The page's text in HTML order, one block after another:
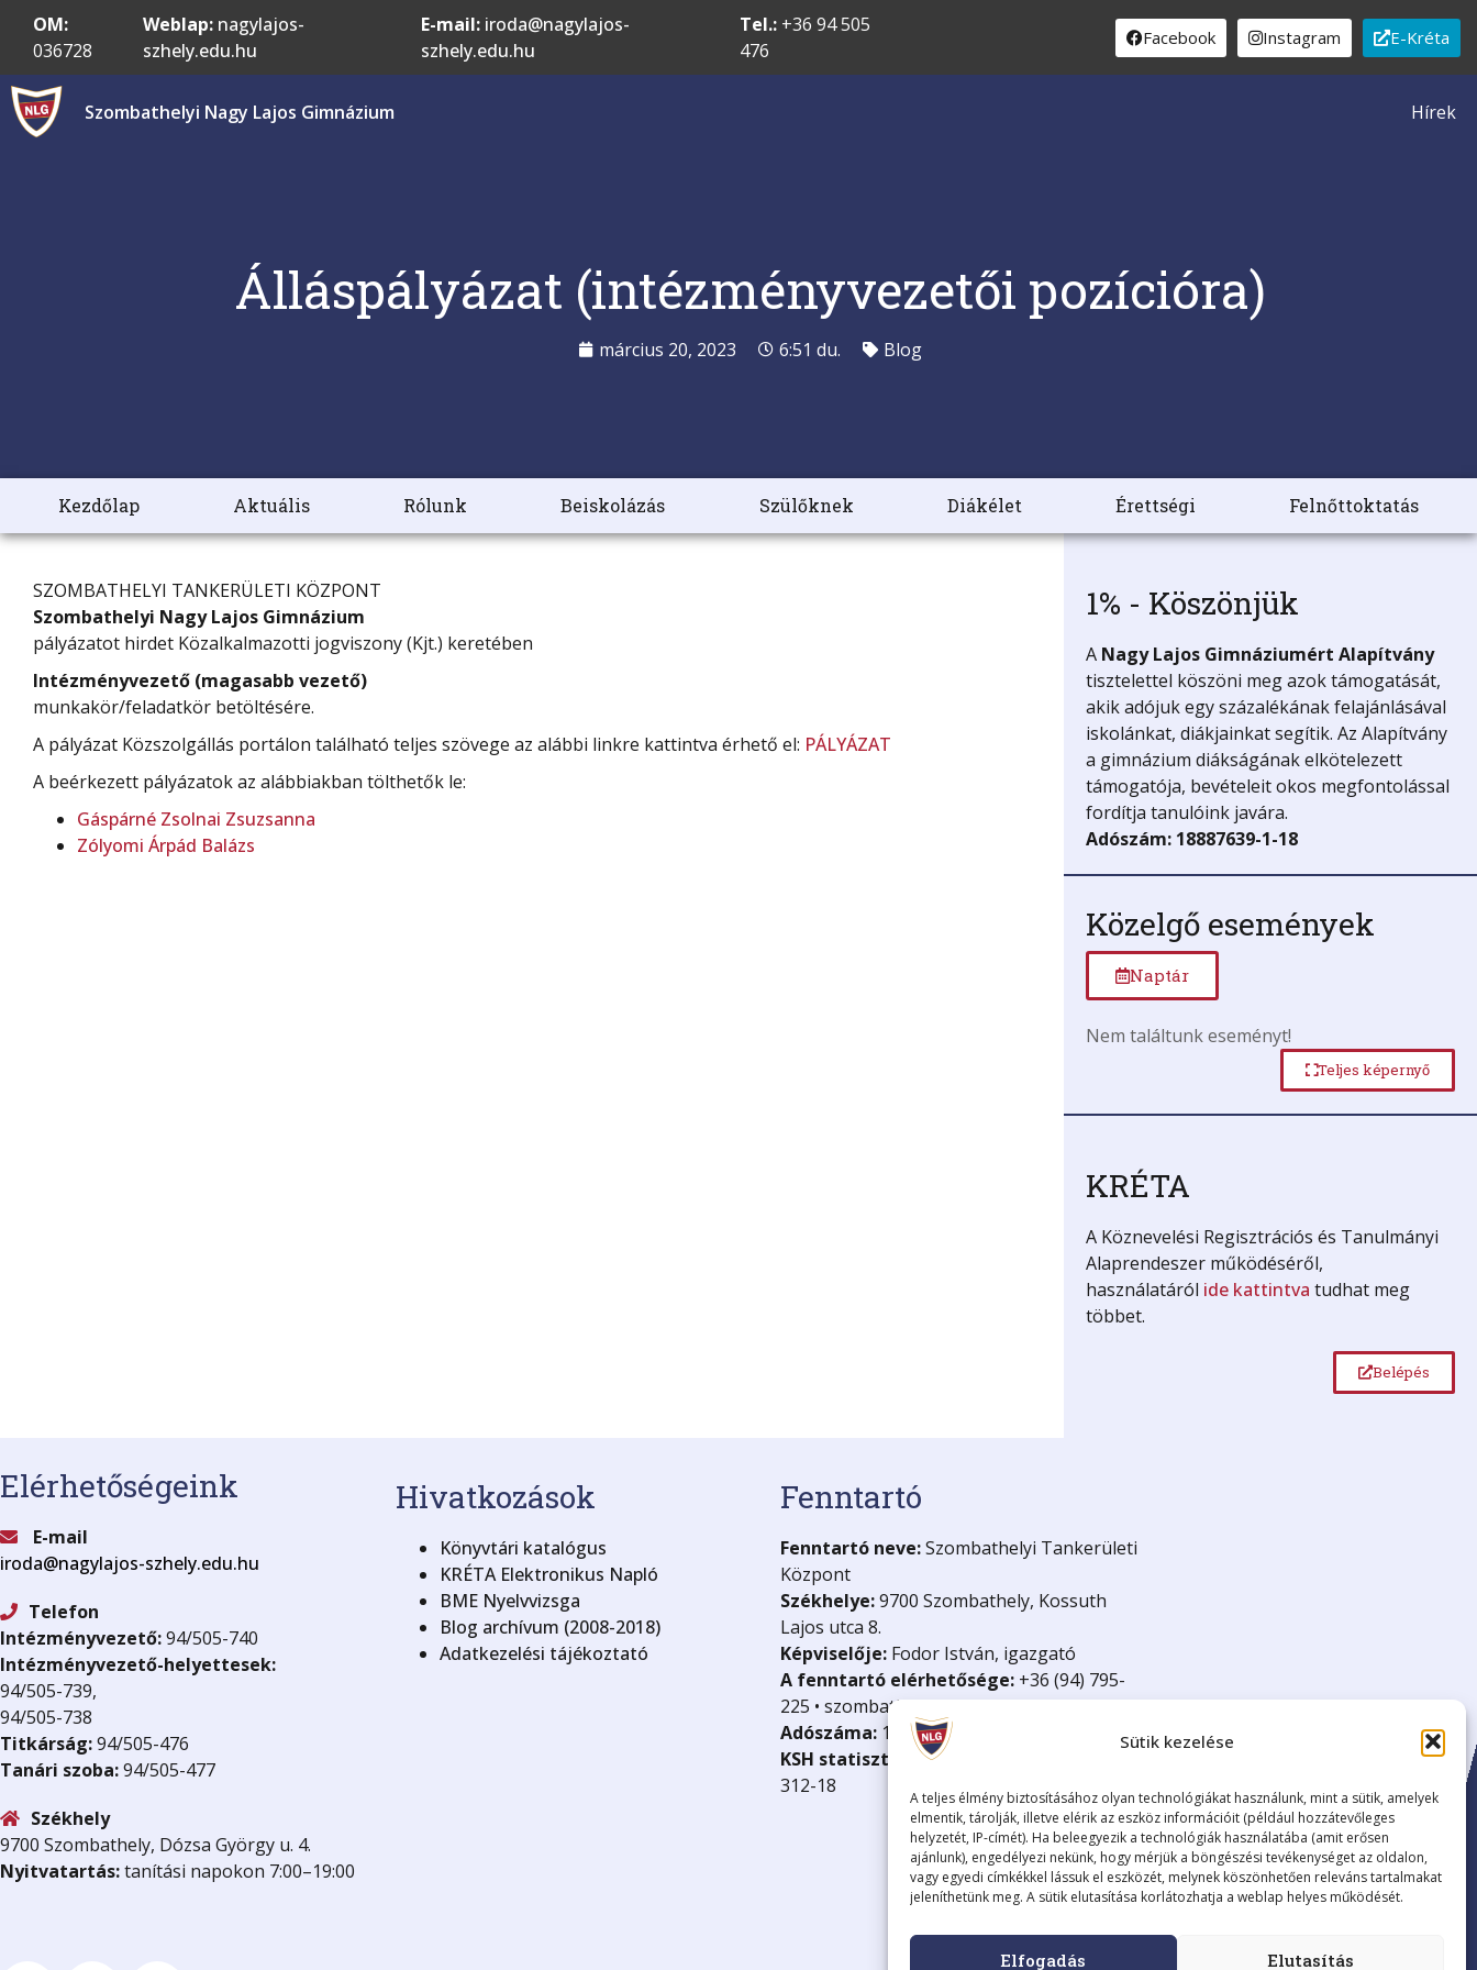
Sütik kezelése
A teljes élmény biztosításához olyan technológiákat használunk, mint a sütik, amelyek
elmentik, tárolják, illetve elérik az eszköz információit (például hozzátevőleges
helyzetét, IP-címét). Ha beleegyezik a technológiák használatába (amit erősen
ajánlunk), engedélyezi nekünk, hogy mérjük a böngészési tevékenységet az oldalon,
vagy egyedi címkékkel lássuk el eszközét, melynek köszönhetően releváns tartalmakat
jeleníthetünk meg. A sütik elutasítása korlátozhatja a weblap helyes működését.
Elfogadás Elutasítás
OM:
036728
Weblap: nagylajos-
szhely.edu.hu
E-mail: iroda@nagylajos-
szhely.edu.hu
Tel.: +36 94 505
476
Facebook Instagram E-Kréta
Szombathelyi Nagy Lajos Gimnázium Hírek
Álláspályázat (intézményvezetői pozícióra)
március 20, 2023 6:51 du. Blog
Kezdőlap Aktuális Rólunk Beiskolázás Szülőknek Diákélet Érettségi Felnőttoktatás
SZOMBATHELYI TANKERÜLETI KÖZPONT
Szombathelyi Nagy Lajos Gimnázium
pályázatot hirdet Közalkalmazotti jogviszony (Kjt.) keretében
Intézményvezető (magasabb vezető)
munkakör/feladatkör betöltésére.
A pályázat Közszolgállás portálon található teljes szövege az alábbi linkre kattintva érhető el: PÁLYÁZAT
A beérkezett pályázatok az alábbiakban tölthetők le:
Gáspárné Zsolnai Zsuzsanna
Zólyomi Árpád Balázs
1% - Köszönjük
A Nagy Lajos Gimnáziumért Alapítvány
tisztelettel köszöni meg azok támogatását,
akik adójuk egy százalékának felajánlásával
iskolánkat, diákjainkat segítik. Az Alapítvány
a gimnázium diákságának elkötelezett
támogatója, bevételeit okos megfontolással
fordítja tanulóink javára.
Adószám: 18887639-1-18
Közelgő események
Naptár
Nem találtunk eseményt!
Teljes képernyő
KRÉTA
A Köznevelési Regisztrációs és Tanulmányi
Alaprendeszer működéséről,
használatáról ide kattintva tudhat meg
többet.
Belépés
Elérhetőségeink
E-mail
iroda@nagylajos-szhely.edu.hu
Telefon
Intézményvezető:94/505-740
Intézményvezető-helyettesek:
94/505-739,
94/505-738
Titkárság:94/505-476
Tanári szoba:94/505-477
Székhely
9700 Szombathely, Dózsa György u. 4.
Nyitvatartás:tanítási napokon 7:00–19:00
Hivatkozások
Könyvtári katalógus
KRÉTA Elektronikus Napló
BME Nyelvvizsga
Blog archívum (2008-2018)
Adatkezelési tájékoztató
Fenntartó
Fenntartó neve:Szombathelyi Tankerületi
Központ
Székhelye:9700 Szombathely, Kossuth
Lajos utca 8.
Képviselője:Fodor István, igazgató
A fenntartó elérhetősége:+36 (94) 795-
225 • szombathely@kk.gov.hu
Adószáma:15835499-2-18
KSH statisztikai száma:
312-18